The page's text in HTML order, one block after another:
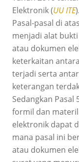
Elektronik (UU ITE).
Pasal-pasal di
menjadi alat bukti
atau dokumen
keterkaitan
terjadi serta
keterangan
Sedangkan Pasal
formil dan
elektronik dapat
mana pasal ini
atau dokumen